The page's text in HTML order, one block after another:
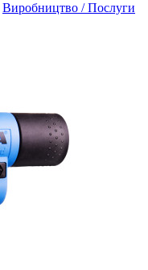
Виробництво / Послуги